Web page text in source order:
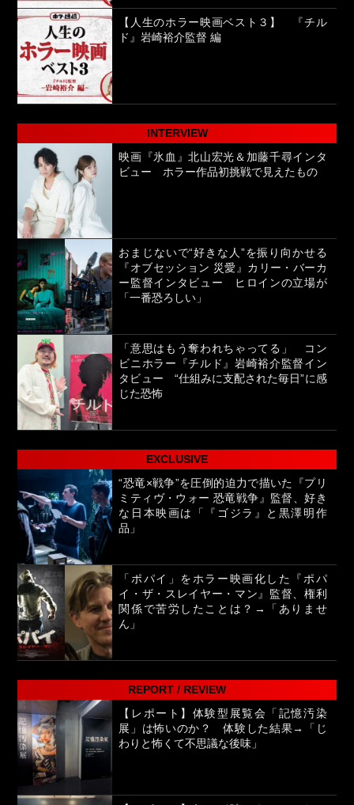
【人生のホラー映画ベスト３】 『チル
ド』岩崎裕介監督 編
INTERVIEW
映画『氷血』北山宏光＆加藤千尋インタ
ビュー ホラー作品初挑戦で見えたもの
おまじないで“好きな人”を振り向かせる
『オブセッション 災愛』カリー・バーカ
ー監督インタビュー ヒロインの立場が
「一番恐ろしい」
「意思はもう奪われちゃってる」 コン
ビニホラー『チルド』岩崎裕介監督イン
タビュー “仕組みに支配された毎日”に感
じた恐怖
EXCLUSIVE
“恐竜×戦争”を圧倒的迫力で描いた『プリ
ミティヴ・ウォー 恐竜戦争』監督、好き
な日本映画は「『ゴジラ』と黒澤明作
品」
「ポパイ」をホラー映画化した『ポパ
イ・ザ・スレイヤー・マン』監督、権利
関係で苦労したことは？→「ありませ
ん」
REPORT / REVIEW
【レポート】体験型展覧会「記憶汚染
展」は怖いのか？ 体験した結果→「じ
わりと怖くて不思議な後味」